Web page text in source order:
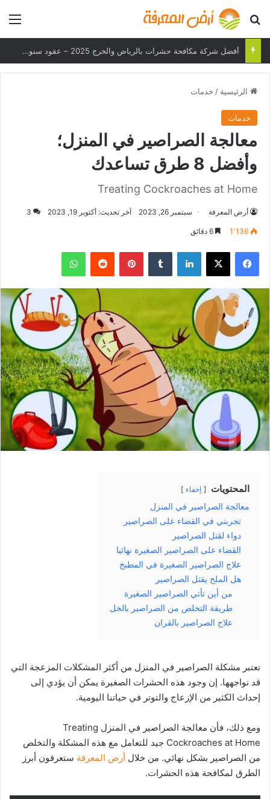
بحث عن
هل يمكن لهاتفك تحمل درجات الحرارة القصوى؟
الرئيسية / خدمات
خدمات
معالجة الصراصير في المنزل؛
وأفضل 8 طرق تساعدك
Treating Cockroaches at Home
أرض المعرفة سبتمبر 26, 2023 آخر تحديث: أكتوبر 19, 2023 3
1٬136
فيسبوك ‫X لينكدإن بينتيريست واتساب
المحتويات إخفاء
معالجة الصراصير في المنزل
تجربتي في القضاء على الصراصير
دواء لقتل الصراصير
القضاء على الصراصير الصغيرة نهائيا
علاج الصراصير الصغيرة في المطبخ
هل الملح يقتل الصراصير
من أين تأتي الصراصير الصغيرة
طريقة التخلص من الصراصير بالخل
علاج الصراصير بالقران
تعتبر مشكلة الصراصير في المنزل من أكثر المشكلات المزعجة التي
قد نواجهها. إن وجود هذه الحشرات الصغيرة يمكن أن يؤدي إلى
إحداث الكثير من الإزعاج والتوتر في حياتنا اليومية.
ومع ذلك، فأن معالجة الصراصير في المنزل Treating
Cockroaches at Home جيد للتعامل مع هذه المشكلة والتخلص
من الصراصير بشكل نهائي. من خلال أرض المعرفة ستعرفون أبرز
الطرق لمكافحة هذه الحشرات.